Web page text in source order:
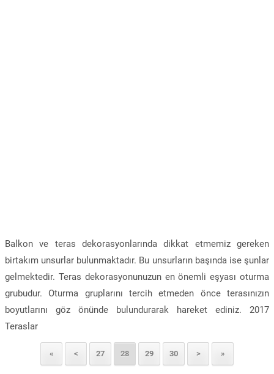
Balkon ve teras dekorasyonlarında dikkat etmemiz gereken
birtakım unsurlar bulunmaktadır. Bu unsurların başında ise şunlar
gelmektedir. Teras dekorasyonunuzun en önemli eşyası oturma
grubudur. Oturma gruplarını tercih etmeden önce terasınızın
boyutlarını göz önünde bulundurarak hareket ediniz. 2017
Teraslar
« < 27 28 29 30 > »